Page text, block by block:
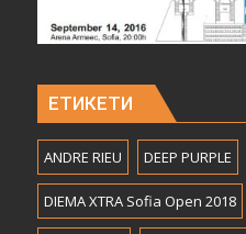
ЕТИКЕТИ
ANDRE RIEU DEEP PURPLE
DIEMA XTRA Sofia Open 2018